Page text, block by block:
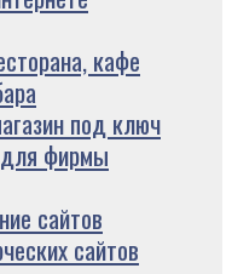
кафе
под ключ
фирмы
сайтов
сайтов